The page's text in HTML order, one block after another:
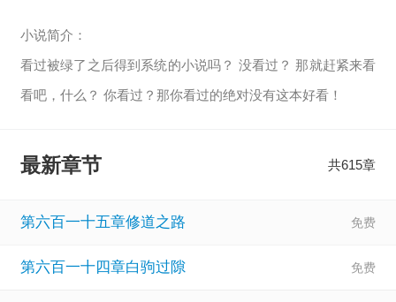
小说简介：
看过被绿了之后得到系统的小说吗？ 没看过？ 那就赶紧来看
看吧，什么？ 你看过？那你看过的绝对没有这本好看！
最新章节 共615章
第六百一十五章修道之路
第六百一十四章白驹过隙